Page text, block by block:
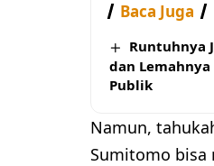
Baca Juga
Runtuhnya
dan
Publik
Namun,
Sumitomo bisa